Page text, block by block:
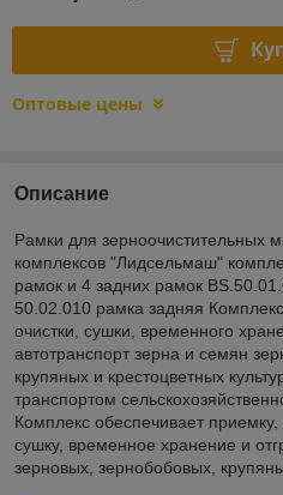
Оптовые цены
Описание
Рамки для зерноочистительных
комплексов "Лидсельмаш"
рамок и 4 задних рамок
50.02.010 рамка задняя
очистки, сушки, временного
автотранспорт зерна и семян
крупяных и крестоцветных
транспортом
Комплекс обеспечивает приемку,
сушку, временное хранение и
зерновых, зернобобовых,